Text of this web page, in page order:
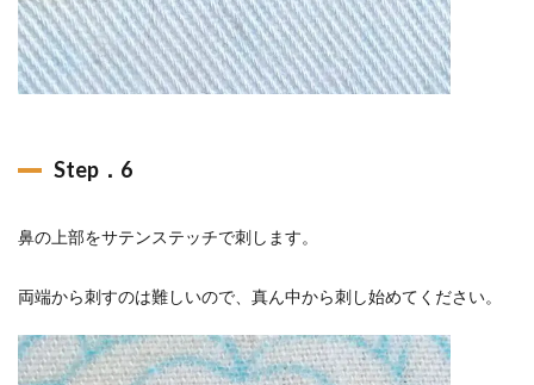
Step．6
鼻の上部をサテンステッチで刺します。
両端から刺すのは難しいので、真ん中から刺し始めてください。